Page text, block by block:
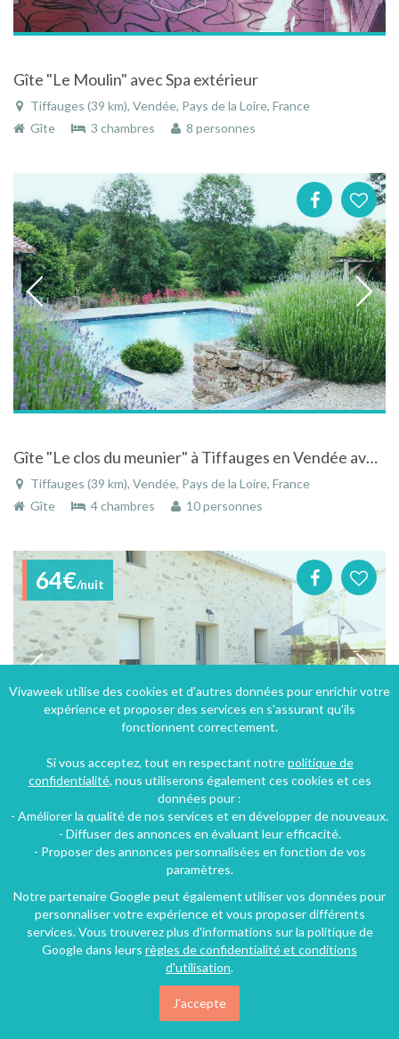
Gîte "Le Moulin" avec Spa extérieur
Tiffauges (39 km), Vendée, Pays de la Loire, France
Gîte
3 chambres 8 personnes
Gîte "Le clos du meunier" à Tiffauges en Vendée avec piscine chauffée en bord de rivière
Tiffauges (39 km), Vendée, Pays de la Loire, France
Gîte
4 chambres 10 personnes
64€/nuit
La Boissière-de-Montaigu (43 km), Vendée, Pays de la Loire, France
86€
Vivaweek utilise des cookies et d'autres données pour enrichir votre
expérience et proposer des services en s'assurant qu'ils
fonctionnent correctement.
Si vous acceptez, tout en respectant notrepolitique de
confidentialité, nous utiliserons également ces cookies et ces
données pour :
- Améliorer la qualité de nos services et en développer de nouveaux.
- Diffuser des annonces en évaluant leur efficacité.
- Proposer des annonces personnalisées en fonction de vos
paramètres.
Notre partenaire Google peut également utiliser vos données pour
personnaliser votre expérience et vous proposer différents
services. Vous trouverez plus d'informations sur la politique de
Google dans leurs règles de confidentialité et conditions
d'utilisation.
J'accepte